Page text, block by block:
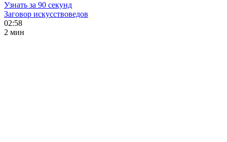
Узнать за 90 секунд
Заговор искусствоведов
02:58
2 мин